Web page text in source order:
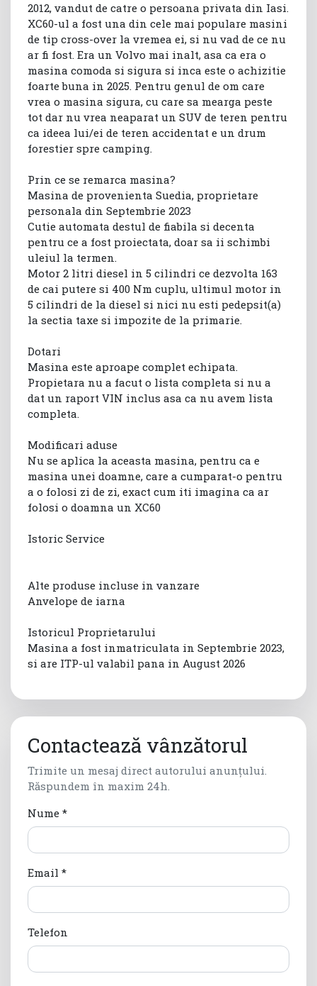
2012, vandut de catre o persoana privata din Iasi.
XC60-ul a fost una din cele mai populare masini
de tip cross-over la vremea ei, si nu vad de ce nu
ar fi fost. Era un Volvo mai inalt, asa ca era o
masina comoda si sigura si inca este o achizitie
foarte buna in 2025. Pentru genul de om care
vrea o masina sigura, cu care sa mearga peste
tot dar nu vrea neaparat un SUV de teren pentru
ca ideea lui/ei de teren accidentat e un drum
forestier spre camping.
Prin ce se remarca masina?
Masina de provenienta Suedia, proprietare
personala din Septembrie 2023
Cutie automata destul de fiabila si decenta
pentru ce a fost proiectata, doar sa ii schimbi
uleiul la termen.
Motor 2 litri diesel in 5 cilindri ce dezvolta 163
de cai putere si 400 Nm cuplu, ultimul motor in
5 cilindri de la diesel si nici nu esti pedepsit(a)
la sectia taxe si impozite de la primarie.
Dotari
Masina este aproape complet echipata.
Propietara nu a facut o lista completa si nu a
dat un raport VIN inclus asa ca nu avem lista
completa.
Modificari aduse
Nu se aplica la aceasta masina, pentru ca e
masina unei doamne, care a cumparat-o pentru
a o folosi zi de zi, exact cum iti imagina ca ar
folosi o doamna un XC60
Istoric Service
Alte produse incluse in vanzare
Anvelope de iarna
Istoricul Proprietarului
Masina a fost inmatriculata in Septembrie 2023,
si are ITP-ul valabil pana in August 2026
Contactează vânzătorul
Trimite un mesaj direct autorului anunțului.
Răspundem în maxim 24h.
Nume *
Email *
Telefon